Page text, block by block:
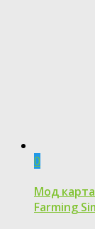
0
Мод
Farming